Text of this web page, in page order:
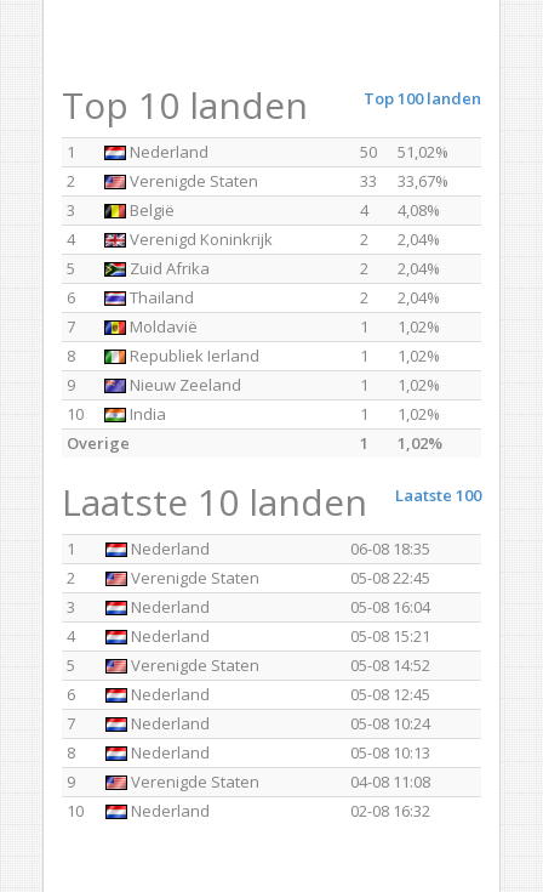
Top 100 landen
Top 10 landen
1 Nederland 50
51,02%
2
Verenigde Staten 33
33,67%
3
België 4
4,08%
4
Verenigd Koninkrijk 2
2,04%
5
Zuid Afrika 2
2,04%
6
Thailand 2
2,04%
7
Moldavië 1
1,02%
8
Republiek Ierland 1
1,02%
9
Nieuw Zeeland 1
1,02%
10
India 1
1,02%
Overige
1 1,02%
Laatste 100
Laatste 10 landen
1 Nederland
06-08 18:35
2
Verenigde Staten
05-08 22:45
3
Nederland
05-08 16:04
4
Nederland
05-08 15:21
5
Verenigde Staten
05-08 14:52
6
Nederland
05-08 12:45
7
Nederland
05-08 10:24
8
Nederland
05-08 10:13
9
Verenigde Staten
04-08 11:08
10
Nederland 02-08 16:32